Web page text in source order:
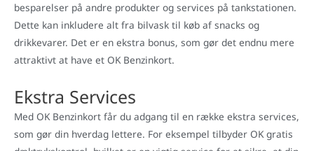
besparelser på andre produkter og services på tankstationen.
Dette kan inkludere alt fra bilvask til køb af snacks og
drikkevarer. Det er en ekstra bonus, som gør det endnu mere
attraktivt at have et OK Benzinkort.
Ekstra Services
Med OK Benzinkort får du adgang til en række ekstra services,
som gør din hverdag lettere. For eksempel tilbyder OK gratis